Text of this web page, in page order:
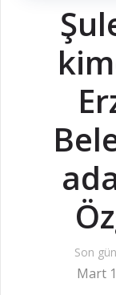
Son
Mart